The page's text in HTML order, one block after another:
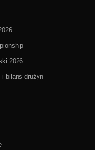
2026
i bilans drużyn